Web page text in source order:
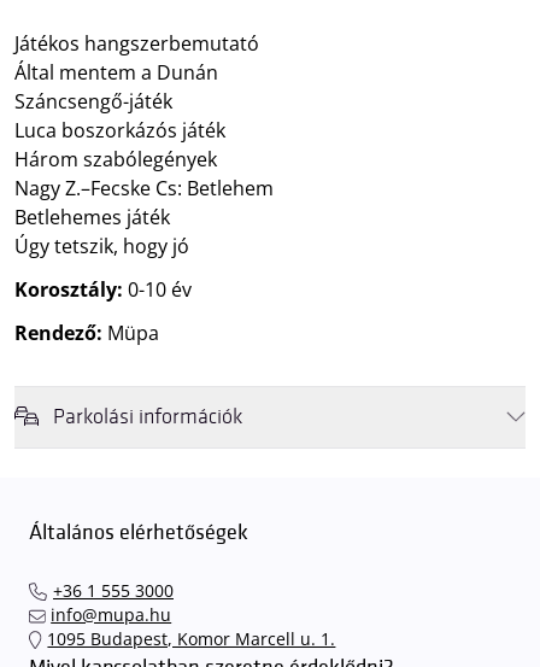
Játékos hangszerbemutató
Által mentem a Dunán
Száncsengő-játék
Luca boszorkázós játék
Három szabólegények
Nagy Z.–Fecske Cs: Betlehem
Betlehemes játék
Úgy tetszik, hogy jó
Korosztály: 0-10 év
Rendező: Müpa
Parkolási információk
érkezéskor megnövekedett várakozási idővel érdemes kalkulálni. Ezt
azt javasoljuk kedves közönségünknek, induljanak
találhassák meg a legideálisabb parkolóhelyet és
érkezhessenek meg előadásainkra
sorompókat rendszámfelismerő automatika nyitja.
Általános elérhetőségek
+36 1 555 3000
info@mupa.hu
1095 Budapest, Komor Marcell u. 1.